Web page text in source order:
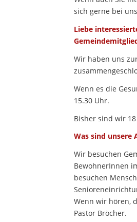
sich gerne bei
Liebe
Wir haben uns
Wenn es die
15.30 Uhr.
Bisher sind wir
Was sind unsere
Wir besuchen
BewohnerInnen
besuchen
Wenn wir hören,
Pastor Bröcher.